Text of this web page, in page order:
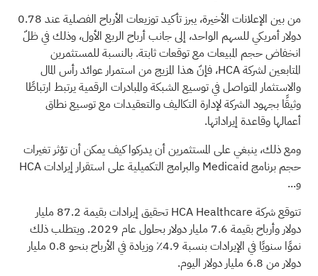
من بين الإعلانات الأخيرة، يبرز تأكيد توزيعات الأرباح الفصلية عند 0.78
دولار أمريكي للسهم الواحد، إلى جانب أرباح الربع الأول، وذلك في ظلّ
انخفاض حجم المبيعات مع توقعات ثابتة. بالنسبة للمستثمرين
المتابعين لشركة HCA، فإنّ هذا المزيج من استمرار عوائد رأس المال
والاستثمار المتواصل في توسيع الشبكة والمبادرات الرقمية يرتبط ارتباطًا
وثيقًا بجهود الشركة لإدارة التكاليف والتعقيدات مع توسيع نطاق
أعمالها وقاعدة إيراداتها.
ومع ذلك، ينبغي على المستثمرين أن يدركوا كيف يمكن أن تؤثر تغيرات
حجم برنامج Medicaid والبرامج التكميلية على استقرار إيرادات HCA
و...
تتوقع شركة HCA Healthcare تحقيق إيرادات بقيمة 87.2 مليار
دولار وأرباح بقيمة 7.6 مليار دولار بحلول عام 2029. ويتطلب ذلك
نموًا سنويًا في الإيرادات بنسبة 4.9٪ وزيادة في الأرباح بنحو 0.8 مليار
دولار من 6.8 مليار دولار اليوم.